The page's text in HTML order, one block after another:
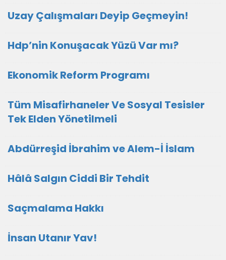
Uzay Çalışmaları Deyip Geçmeyin!
Hdp’nin Konuşacak Yüzü Var mı?
Ekonomik Reform Programı
Tüm Misafirhaneler Ve Sosyal Tesisler
Tek Elden Yönetilmeli
Abdürreşid İbrahim ve Alem-İ İslam
Hâlâ Salgın Ciddi Bir Tehdit
Saçmalama Hakkı
İnsan Utanır Yav!